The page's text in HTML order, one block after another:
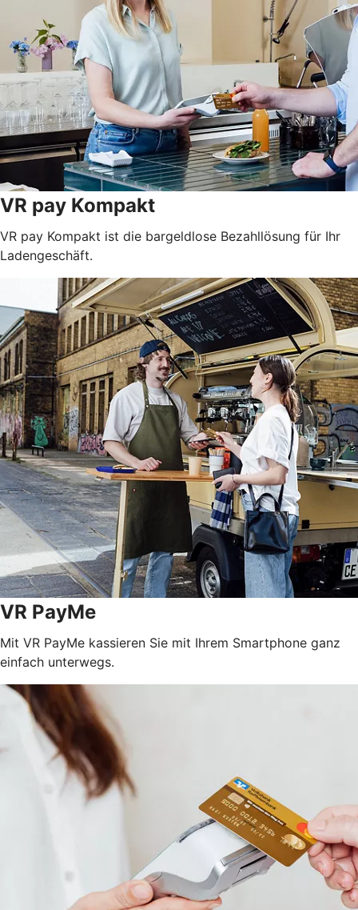
VR pay Kompakt
VR pay Kompakt ist die bargeldlose Bezahllösung für Ihr
Ladengeschäft.
VR PayMe
Mit VR PayMe kassieren Sie mit Ihrem Smartphone ganz
einfach unterwegs.